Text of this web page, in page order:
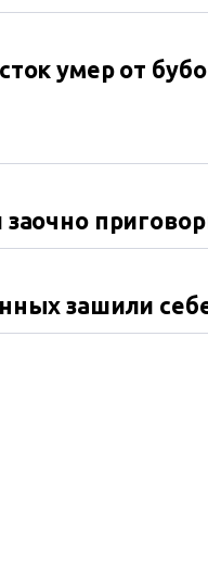
умер от
зашили